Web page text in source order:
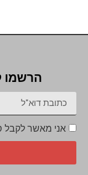
הרשמו
אני מאשר לקבל